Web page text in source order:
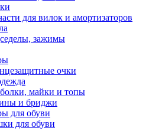
для вилок и амортизаторов
зажимы
очки
майки и топы
и бриджи
для обуви
для обуви